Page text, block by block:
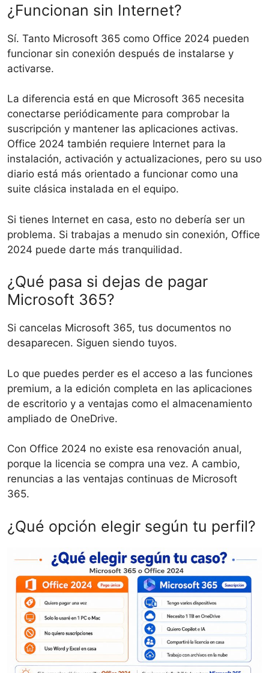
¿Funcionan sin Internet?
Sí. Tanto Microsoft 365 como Office 2024 pueden
funcionar sin conexión después de instalarse y
activarse.
La diferencia está en que Microsoft 365 necesita
conectarse periódicamente para comprobar la
suscripción y mantener las aplicaciones activas.
Office 2024 también requiere Internet para la
instalación, activación y actualizaciones, pero su uso
diario está más orientado a funcionar como una
suite clásica instalada en el equipo.
Si tienes Internet en casa, esto no debería ser un
problema. Si trabajas a menudo sin conexión, Office
2024 puede darte más tranquilidad.
¿Qué pasa si dejas de pagar
Microsoft 365?
Si cancelas Microsoft 365, tus documentos no
desaparecen. Siguen siendo tuyos.
Lo que puedes perder es el acceso a las funciones
premium, a la edición completa en las aplicaciones
de escritorio y a ventajas como el almacenamiento
ampliado de OneDrive.
Con Office 2024 no existe esa renovación anual,
porque la licencia se compra una vez. A cambio,
renuncias a las ventajas continuas de Microsoft
365.
¿Qué opción elegir según tu perfil?